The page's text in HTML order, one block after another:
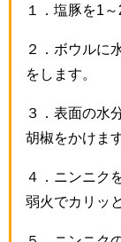
１．塩豚を1 ～
２．ボウルに
をします。
３．表面の水
胡椒をかけます
４．ニンニク
弱火でカリッ